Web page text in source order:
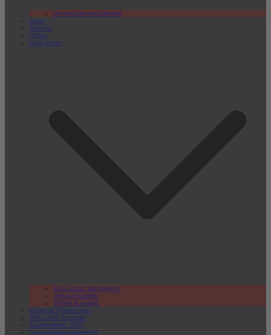
Veranstaltungskalender
Sport
Verkehr
Verlag
lokal.report
lokal.report abonnieren
Verkaufsstellen
Online Ausgabe
Regional Rundschau
Wirtschaft.Kompakt
Karriereleiter 2026
Gesundheitswegweiser